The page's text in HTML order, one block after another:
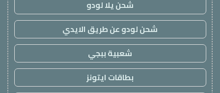
شحن يلا لودو
شحن لودو عن طريق الايدي
شعبية ببجي
بطاقات ايتونز